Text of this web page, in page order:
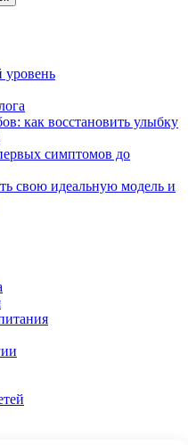
как восстановить улыбку
симптомов до
свою идеальную модель и